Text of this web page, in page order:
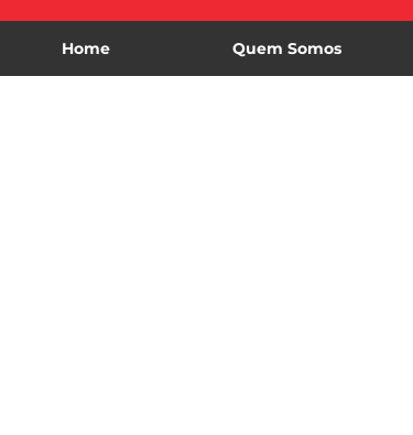
Home Quem Somos